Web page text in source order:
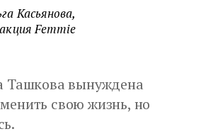
Касьянова,
Femmie
Ташкова вынуждена
свою жизнь, но